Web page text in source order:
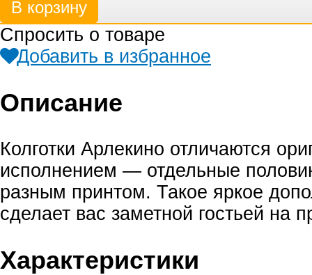
Спросить о товаре
Добавить в избранное
Описание
Колготки Арлекино отличаются
исполнением — отдельные
разным принтом. Такое яркое
сделает вас заметной гостьей на
Характеристики